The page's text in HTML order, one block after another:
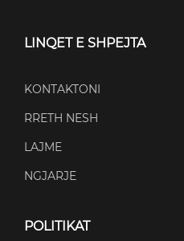
LINQET E SHPEJTA
KONTAKTONI
RRETH NESH
LAJME
NGJARJE
POLITIKAT